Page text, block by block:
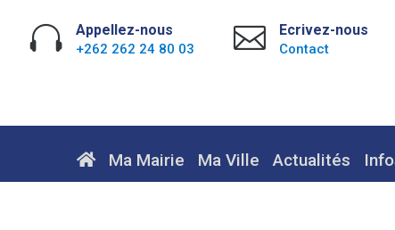
 Appellez-nous
+262 262 24 80 03  Ecrivez-nous
Contact
Ma Mairie Ma Ville Actualités